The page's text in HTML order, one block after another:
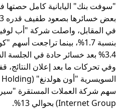
"سوفت بنك" اليابانية كامل
بعض خسائرها بصعود طفيف قدره 0.3%.
3.4% بعد خسائر حادة في الجلسة السابقة.
وفي تحركات ما بعد إعلان النتائج،
Internet Group) بحوالي 13%.